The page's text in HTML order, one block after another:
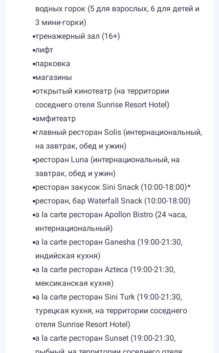
водных горок (5 для взрослых, 6 для детей и
3 мини-горки)
тренажерный зал (16+)
лифт
парковка
магазины
открытый кинотеатр (на территории
соседнего отеля Sunrise Resort Hotel)
амфитеатр
главный ресторан Solis (интернациональный,
на завтрак, обед и ужин)
ресторан Luna (интернациональный, на
завтрак, обед и ужин)
ресторан закусок Sini Snack (10:00-18:00)*
ресторан, бар Waterfall Snack (10:00-18:00)
a la carte ресторан Apollon Bistro (24 часа,
интернациональный)
a la carte ресторан Ganesha (19:00-21:30,
индийская кухня)
a la carte ресторан Azteca (19:00-21:30,
мексиканская кухня)
a la carte ресторан Sini Turk (19:00-21:30,
турецкая кухня, на территории соседнего
отеля Sunrise Resort Hotel)
a la carte ресторан Sunset (19:00-21:30,